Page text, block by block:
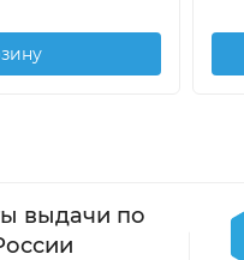
выдачи по